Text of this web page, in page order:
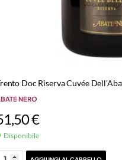
Doc Riserva Cuvée
NERO
€
Disponibile